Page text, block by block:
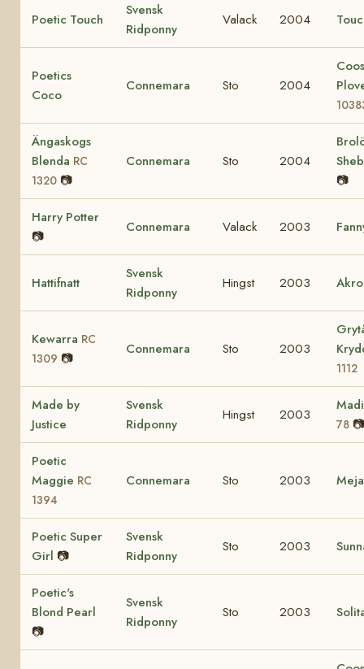
Poetic Touch
Svensk
Ridponny
Valack 2004
Poetics
Coco
Connemara Sto 2004
Ängaskogs
Blenda RC
1320 📷
Connemara Sto 2004
📷
Harry Potter
📷
Connemara Valack 2003
Hattifnatt
Svensk
Ridponny
Hingst 2003
Kewarra RC
1309 📷
Connemara Sto 2003
1112
Made by
Justice
Svensk
Ridponny
Hingst 2003
78 📷
Poetic
Maggie RC
1394
Connemara Sto 2003
Poetic Super
Girl 📷
Svensk
Ridponny
Sto 2003
Poetic's
Blond Pearl
📷
Svensk
Ridponny
Sto 2003